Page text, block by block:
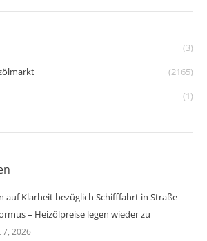
(3)
(2165)
(1)
auf Klarheit bezüglich Schifffahrt in Straße
– Heizölpreise legen wieder zu
7, 2026